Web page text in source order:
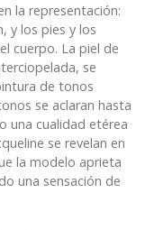
la representación:
y los pies y los
cuerpo. La piel de
se
de tonos
se aclaran hasta
una cualidad etérea
se revelan en
la modelo aprieta
una sensación de